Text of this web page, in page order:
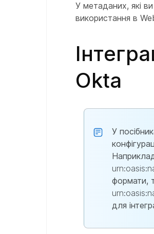
У метаданих, які
використання в
Okta
У
формати,
для